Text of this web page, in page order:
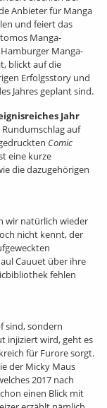
Anbieter für Manga
und feiert das
Manga-
Manga-
blickt auf die
Erfolgsstory und
Jahres geplant sind.
Jahr
auf
Comic
eine kurze
die dazugehörigen
wir natürlich wieder
nicht kennt, der
Cauuet über ihre
fehlen
sind, sondern
injiziert wird, geht es
für Furore sorgt.
der Micky Maus
2017 nach
einen Blick mit